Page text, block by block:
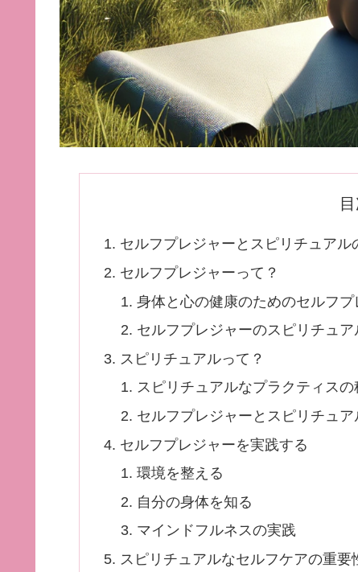
セルフプレジャーとスピリチュア
セルフプレジャーって？
身体と心の健康のためのセルフプ
セルフプレジャーのスピリチュア
スピリチュアルって？
スピリチュアルなプラクティスの
セルフプレジャーとスピリチュ
セルフプレジャーを実践する
環境を整える
自分の身体を知る
マインドフルネスの実践
スピリチュアルなセルフケアの重要